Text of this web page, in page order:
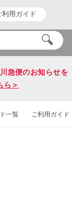
利用ガイド
急便のお知らせを
ら＞
一覧 ご利用ガイド